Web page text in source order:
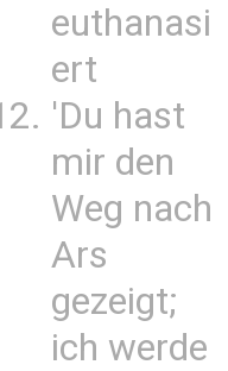
euthanasi
ert
'Du hast
mir den
Weg nach
Ars
gezeigt;
ich werde